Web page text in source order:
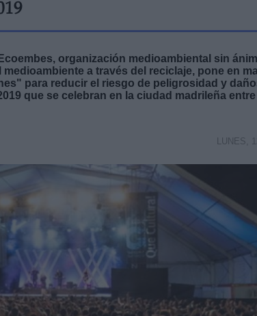
organización medioambiental sin
a través del reciclaje, pone en
para reducir el riesgo de peligrosidad y
que se celebran en la ciudad madrileña entre
LUNES,